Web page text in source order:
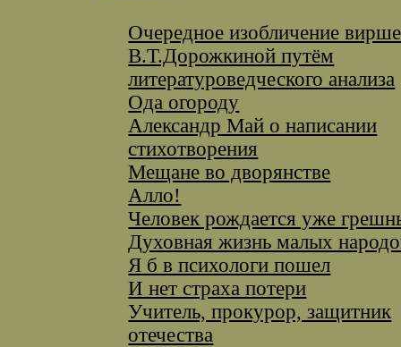
Очередное изобличение
В.Т.Дорожкиной путём
литературоведческого анализа
Ода огороду
Александр Май о написании
стихотворения
Мещане во дворянстве
Алло!
Человек рождается уже
Духовная жизнь малых
Я б в психологи пошел
И нет страха потери
Учитель, прокурор, защитник
отечества